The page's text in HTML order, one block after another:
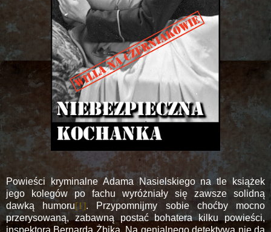
Powieści kryminalne Adama Nasielskiego na tle książek
jego kolegów po fachu wyróżniały się zawsze solidną
dawką humoru[1]. Przypomnijmy sobie choćby mocno
przerysowaną, zabawną postać bohatera kilku powieści,
inspektora Bernarda Żbika. Na genialnego detektywa nie da